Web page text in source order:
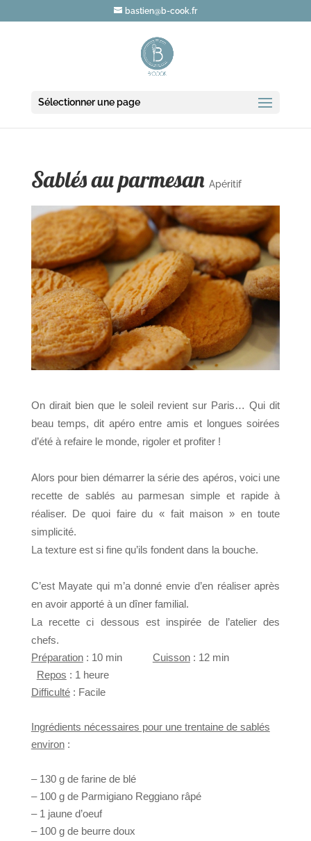
bastien@b-cook.fr
Sélectionner une page
Sablés au parmesan Apéritif
On dirait bien que le soleil revient sur Paris… Qui dit
beau temps, dit apéro entre amis et longues soirées
d’été à refaire le monde, rigoler et profiter !
Alors pour bien démarrer la série des apéros, voici une
recette de sablés au parmesan simple et rapide à
réaliser. De quoi faire du « fait maison » en toute
simplicité.
La texture est si fine qu’ils fondent dans la bouche.
C’est Mayate qui m’a donné envie d’en réaliser après
en avoir apporté à un dîner familial.
La recette ci dessous est inspirée de l’atelier des
chefs.
Préparation: 10 min Cuisson: 12min
Repos : 1 heure
Difficulté: Facile
Ingrédients nécessaires pour une trentaine de sablés
environ:
– 130 g de farine de blé
– 100 g de Parmigiano Reggiano râpé
– 1 jaune d’oeuf
– 100 g de beurre doux